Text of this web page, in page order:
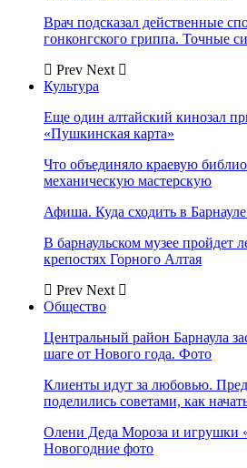
Врач подсказал действенные
гонконгского гриппа. Точные
Prev Next
Культура
Еще один алтайский кинозал
«Пушкинская карта»
Что объединяло краевую
механическую мастерскую
Афиша. Куда сходить в
В барнаульском музее пройдет
крепостях Горного Алтая
Prev Next
Общество
Центральный район Барнаула
шаге от Нового года. Фото
Клиенты идут за любовью.
поделились советами, как
Олени Деда Мороза и игрушки
Новогодние фото